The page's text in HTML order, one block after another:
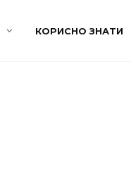
КОРИСНО ЗНАТИ